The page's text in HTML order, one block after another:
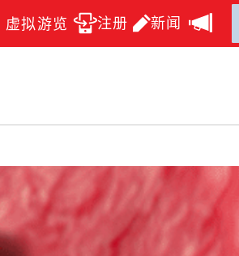
虚拟游览 注册 新闻